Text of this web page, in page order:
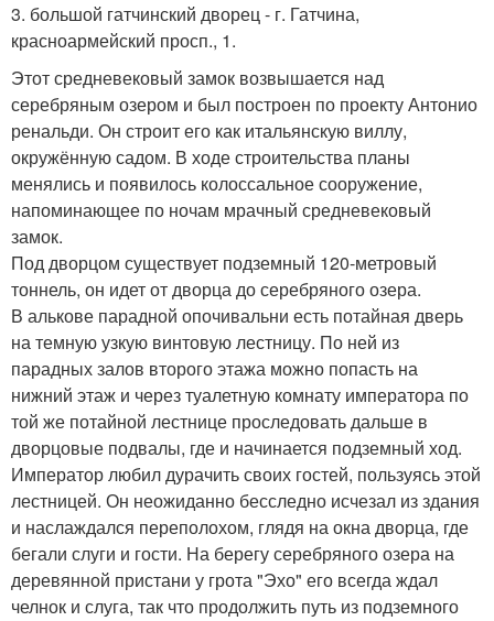
3. большой гатчинский дворец - г. Гатчина,
красноармейский просп., 1.
Этот средневековый замок возвышается над
серебряным озером и был построен по проекту Антонио
ренальди. Он строит его как итальянскую виллу,
окружённую садом. В ходе строительства планы
менялись и появилось колоссальное сооружение,
напоминающее по ночам мрачный средневековый
замок.
Под дворцом существует подземный 120-метровый
тоннель, он идет от дворца до серебряного озера.
В алькове парадной опочивальни есть потайная дверь
на темную узкую винтовую лестницу. По ней из
парадных залов второго этажа можно попасть на
нижний этаж и через туалетную комнату императора по
той же потайной лестнице проследовать дальше в
дворцовые подвалы, где и начинается подземный ход.
Император любил дурачить своих гостей, пользуясь этой
лестницей. Он неожиданно бесследно исчезал из здания
и наслаждался переполохом, глядя на окна дворца, где
бегали слуги и гости. На берегу серебряного озера на
деревянной пристани у грота "Эхо" его всегда ждал
челнок и слуга, так что продолжить путь из подземного